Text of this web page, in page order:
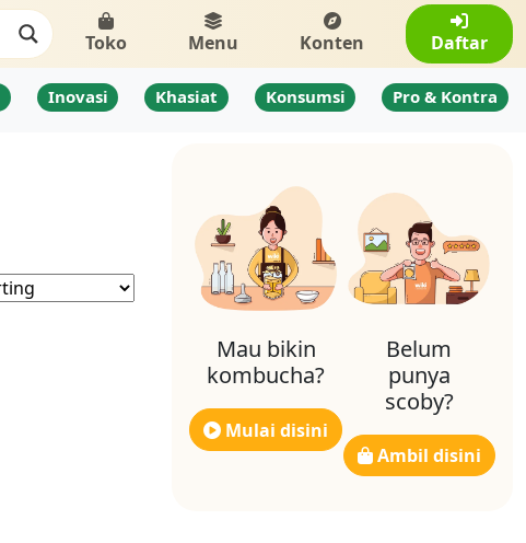
Toko Menu Konten Daftar
Inovasi Khasiat Konsumsi Pro & Kontra
Mau bikin
kombucha?
Mulai disini
Belum
punya
scoby?
Ambil disini